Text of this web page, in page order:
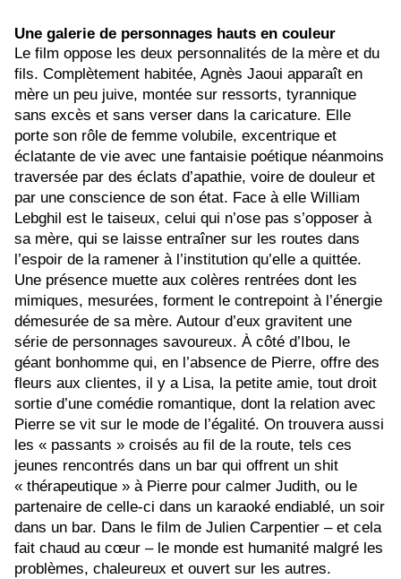
Une galerie de personnages hauts en couleur
Le film oppose les deux personnalités de la mère et du
fils. Complètement habitée, Agnès Jaoui apparaît en
mère un peu juive, montée sur ressorts, tyrannique
sans excès et sans verser dans la caricature. Elle
porte son rôle de femme volubile, excentrique et
éclatante de vie avec une fantaisie poétique néanmoins
traversée par des éclats d’apathie, voire de douleur et
par une conscience de son état. Face à elle William
Lebghil est le taiseux, celui qui n’ose pas s’opposer à
sa mère, qui se laisse entraîner sur les routes dans
l’espoir de la ramener à l’institution qu’elle a quittée.
Une présence muette aux colères rentrées dont les
mimiques, mesurées, forment le contrepoint à l’énergie
démesurée de sa mère. Autour d’eux gravitent une
série de personnages savoureux. À côté d’Ibou, le
géant bonhomme qui, en l’absence de Pierre, offre des
fleurs aux clientes, il y a Lisa, la petite amie, tout droit
sortie d’une comédie romantique, dont la relation avec
Pierre se vit sur le mode de l’égalité. On trouvera aussi
les « passants » croisés au fil de la route, tels ces
jeunes rencontrés dans un bar qui offrent un shit
« thérapeutique » à Pierre pour calmer Judith, ou le
partenaire de celle-ci dans un karaoké endiablé, un soir
dans un bar. Dans le film de Julien Carpentier – et cela
fait chaud au cœur – le monde est humanité malgré les
problèmes, chaleureux et ouvert sur les autres.